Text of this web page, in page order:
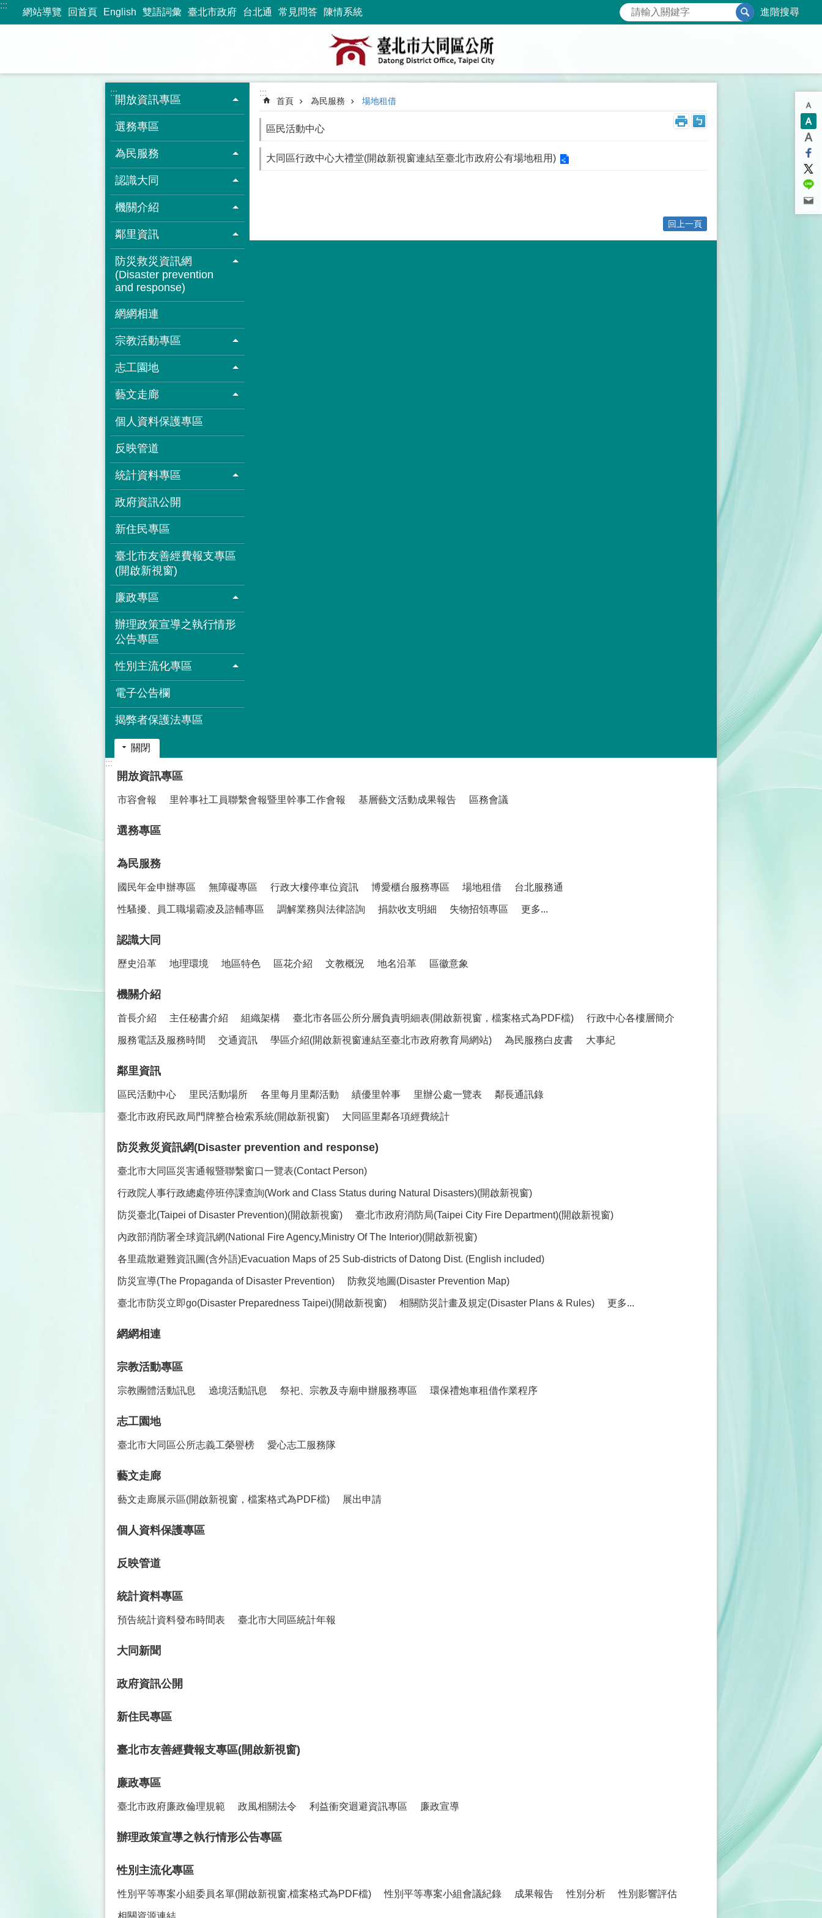
跳到主要內容區塊
:::
網站導覽 回首頁 English 雙語詞彙 臺北市政府 台北通 常見問答 陳情系統 進階搜尋
:::
開放資訊專區
選務專區
為民服務
認識大同
機關介紹
鄰里資訊
防災救災資訊網
(Disaster prevention
and response)
網網相連
宗教活動專區
志工園地
藝文走廊
個人資料保護專區
反映管道
統計資料專區
政府資訊公開
新住民專區
臺北市友善經費報支專區
(開啟新視窗)
廉政專區
辦理政策宣導之執行情形
公告專區
性別主流化專區
電子公告欄
揭弊者保護法專區
:::
首頁 為民服務 場地租借
區民活動中心
大同區行政中心大禮堂(開啟新視窗連結至臺北市政府公有場地租用)
回上一頁
關閉
:::
開放資訊專區
市容會報 里幹事社工員聯繫會報暨里幹事工作會報 基層藝文活動成果報告 區務會議
選務專區
為民服務
國民年金申辦專區 無障礙專區 行政大樓停車位資訊 博愛櫃台服務專區 場地租借 台北服務通
性騷擾、員工職場霸凌及諮輔專區 調解業務與法律諮詢 捐款收支明細 失物招領專區 更多...
認識大同
歷史沿革 地理環境 地區特色 區花介紹 文教概況 地名沿革 區徽意象
機關介紹
首長介紹 主任秘書介紹 組織架構 臺北市各區公所分層負責明細表(開啟新視窗，檔案格式為PDF檔) 行政中心各樓層簡介
服務電話及服務時間 交通資訊 學區介紹(開啟新視窗連結至臺北市政府教育局網站) 為民服務白皮書 大事紀
鄰里資訊
區民活動中心 里民活動場所 各里每月里鄰活動 績優里幹事 里辦公處一覽表 鄰長通訊錄
臺北市政府民政局門牌整合檢索系統(開啟新視窗) 大同區里鄰各項經費統計
防災救災資訊網(Disaster prevention and response)
臺北市大同區災害通報暨聯繫窗口一覽表(Contact Person)
行政院人事行政總處停班停課查詢(Work and Class Status during Natural Disasters)(開啟新視窗)
防災臺北(Taipei of Disaster Prevention)(開啟新視窗) 臺北市政府消防局(Taipei City Fire Department)(開啟新視窗)
內政部消防署全球資訊網(National Fire Agency,Ministry Of The Interior)(開啟新視窗)
各里疏散避難資訊圖(含外語)Evacuation Maps of 25 Sub-districts of Datong Dist. (English included)
防災宣導(The Propaganda of Disaster Prevention) 防救災地圖(Disaster Prevention Map)
臺北市防災立即go(Disaster Preparedness Taipei)(開啟新視窗) 相關防災計畫及規定(Disaster Plans & Rules) 更多...
網網相連
宗教活動專區
宗教團體活動訊息 遶境活動訊息 祭祀、宗教及寺廟申辦服務專區 環保禮炮車租借作業程序
志工園地
臺北市大同區公所志義工榮譽榜 愛心志工服務隊
藝文走廊
藝文走廊展示區(開啟新視窗，檔案格式為PDF檔) 展出申請
個人資料保護專區
反映管道
統計資料專區
預告統計資料發布時間表 臺北市大同區統計年報
大同新聞
政府資訊公開
新住民專區
臺北市友善經費報支專區(開啟新視窗)
廉政專區
臺北市政府廉政倫理規範 政風相關法令 利益衝突迴避資訊專區 廉政宣導
辦理政策宣導之執行情形公告專區
性別主流化專區
性別平等專案小組委員名單(開啟新視窗,檔案格式為PDF檔) 性別平等專案小組會議紀錄 成果報告 性別分析 性別影響評估
相關資源連結